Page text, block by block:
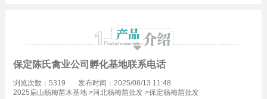
保定陈氏禽业公司孵化基地联系电话
浏览次数：5319
发布时间：2025/08/13 11:48
2025扁山杨梅苗木基地>河北杨梅苗批发>保定杨梅苗批发